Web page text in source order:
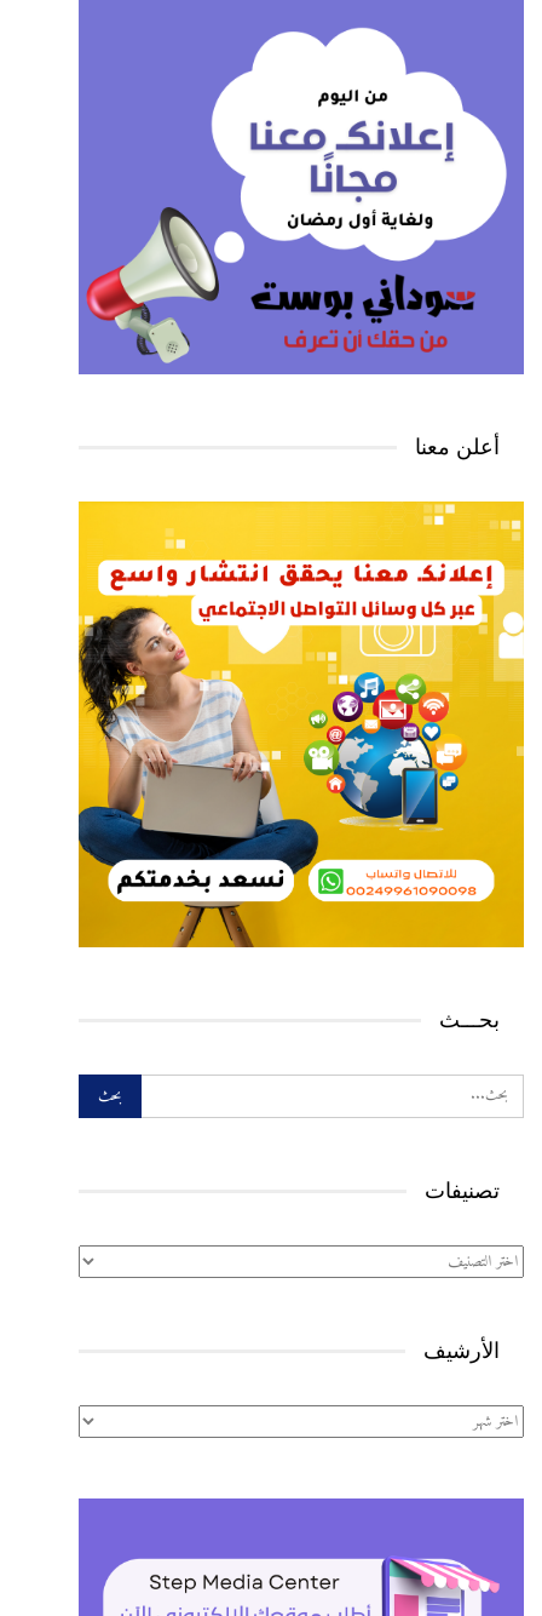
أعلن معنا
بحـــث
تصنيفات
تصنيفات
الأرشيف
الأرشيف